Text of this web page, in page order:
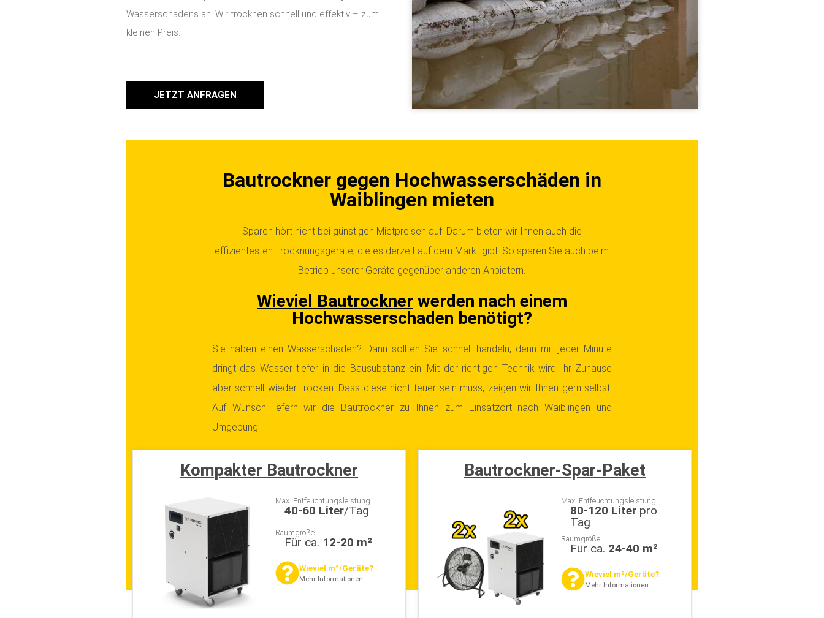
Wasserschadens an. Wir trocknen schnell und effektiv – zum
kleinen Preis.
JETZT ANFRAGEN
Bautrockner gegen Hochwasserschäden in
Waiblingen mieten
Sparen hört nicht bei günstigen Mietpreisen auf. Darum bieten wir Ihnen auch die
effizientesten Trocknungsgeräte, die es derzeit auf dem Markt gibt. So sparen Sie auch beim
Betrieb unserer Geräte gegenüber anderen Anbietern.
Wieviel Bautrocknerwerden nach einem
Hochwasserschaden benötigt?
Sie haben einen Wasserschaden? Dann sollten Sie schnell handeln, denn mit jeder Minute
dringt das Wasser tiefer in die Bausubstanz ein. Mit der richtigen Technik wird Ihr Zuhause
aber schnell wieder trocken. Dass diese nicht teuer sein muss, zeigen wir Ihnen gern selbst.
Auf Wunsch liefern wir die Bautrockner zu Ihnen zum Einsatzort nach Waiblingen und
Umgebung.
Kompakter Bautrockner
Max. Entfeuchtungsleistung
40-60 Liter/Tag
Raumgröße
Für ca. 12-20 m²
Wieviel m²/Geräte?
Mehr Informationen ...
Bautrockner-Spar-Paket
Max. Entfeuchtungsleistung
80-120 Literpro
Tag
Raumgröße
Für ca. 24-40 m²
Wieviel m²/Geräte?
Mehr Informationen ...